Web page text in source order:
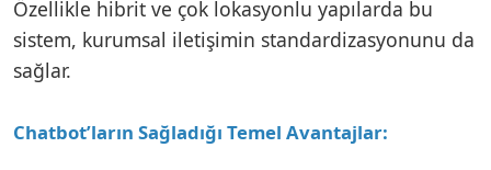
Özellikle hibrit ve çok lokasyonlu yapılarda bu
sistem, kurumsal iletişimin standardizasyonunu da
sağlar.
Chatbot’ların Sağladığı Temel Avantajlar: